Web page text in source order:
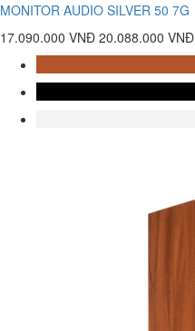
MONITOR AUDIO SILVER 50 7G
17.090.000 VNĐ 20.088.000 VNĐ